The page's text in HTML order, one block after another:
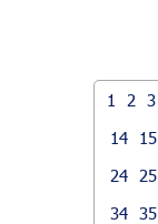
1 2 3
14
15
24
25
34 35